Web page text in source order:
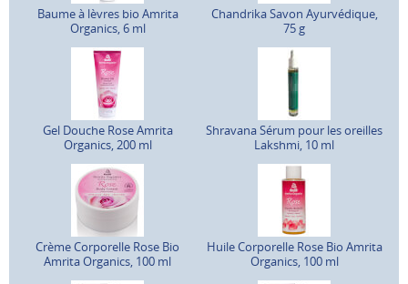
Baume à lèvres bio Amrita
Organics, 6 ml
Chandrika Savon Ayurvédique,
75 g
Gel Douche Rose Amrita
Organics, 200 ml
Shravana Sérum pour les oreilles
Lakshmi, 10 ml
Crème Corporelle Rose Bio
Amrita Organics, 100 ml
Huile Corporelle Rose Bio Amrita
Organics, 100 ml